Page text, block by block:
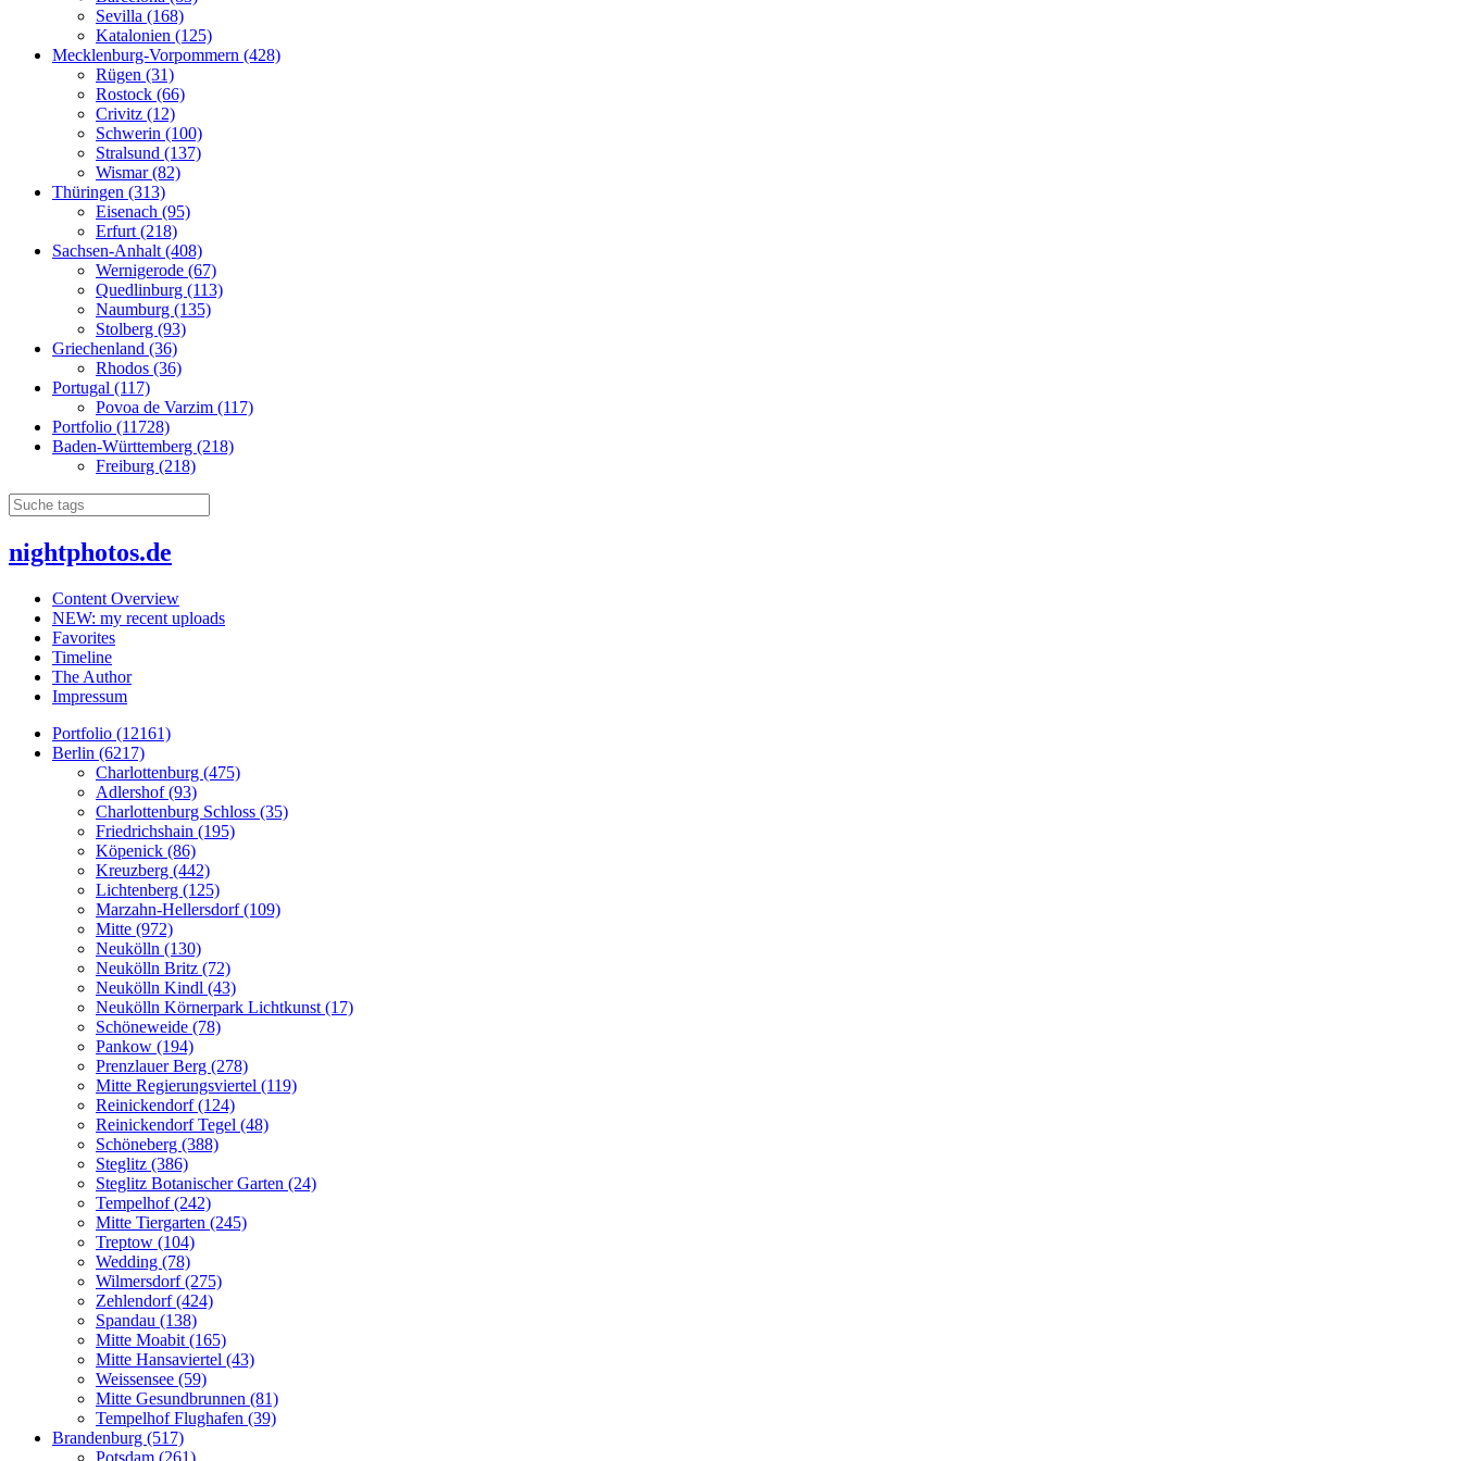
Sevilla (168)
Katalonien (125)
Mecklenburg-Vorpommern (428)
Rügen (31)
Rostock (66)
Crivitz (12)
Schwerin (100)
Stralsund (137)
Wismar (82)
Thüringen (313)
Eisenach (95)
Erfurt (218)
Sachsen-Anhalt (408)
Wernigerode (67)
Quedlinburg (113)
Naumburg (135)
Stolberg (93)
Griechenland (36)
Rhodos (36)
Portugal (117)
Povoa de Varzim (117)
Portfolio (11728)
Baden-Württemberg (218)
Freiburg (218)
nightphotos.de
Content Overview
NEW: my recent uploads
Favorites
Timeline
The Author
Impressum
Portfolio (12161)
Berlin (6217)
Charlottenburg (475)
Adlershof (93)
Charlottenburg Schloss (35)
Friedrichshain (195)
Köpenick (86)
Kreuzberg (442)
Lichtenberg (125)
Marzahn-Hellersdorf (109)
Mitte (972)
Neukölln (130)
Neukölln Britz (72)
Neukölln Kindl (43)
Neukölln Körnerpark Lichtkunst (17)
Schöneweide (78)
Pankow (194)
Prenzlauer Berg (278)
Mitte Regierungsviertel (119)
Reinickendorf (124)
Reinickendorf Tegel (48)
Schöneberg (388)
Steglitz (386)
Steglitz Botanischer Garten (24)
Tempelhof (242)
Mitte Tiergarten (245)
Treptow (104)
Wedding (78)
Wilmersdorf (275)
Zehlendorf (424)
Spandau (138)
Mitte Moabit (165)
Mitte Hansaviertel (43)
Weissensee (59)
Mitte Gesundbrunnen (81)
Tempelhof Flughafen (39)
Brandenburg (517)
Potsdam (261)